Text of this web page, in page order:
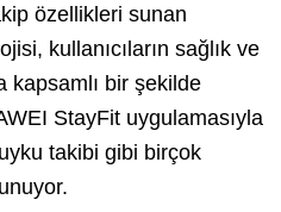
özellikleri sunan
kullanıcıların sağlık ve
kapsamlı bir şekilde
StayFit uygulamasıyla
takibi gibi birçok